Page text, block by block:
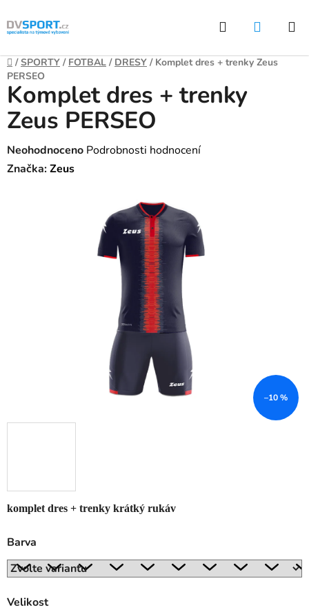
Přejít
na
Hledat
Domů
/ SPORTY / FOTBAL / DRESY / Komplet dres + trenky Zeus
PERSEO
komplet dres + trenky krátký rukáv
Barva
Velikost
Komplet dres + trenky
Zeus PERSEO
Průměrné
hodnocení
Neohodnoceno Podrobnosti hodnocení
Značka:Zeus
–10 %